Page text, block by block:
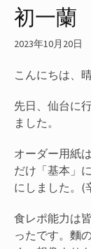
初一蘭
2023年10月20日
こんにちは、
先日、仙台に
ました。
オーダー用紙
だけ「基本」
にしました。(
食レポ能力は
ったです。麵